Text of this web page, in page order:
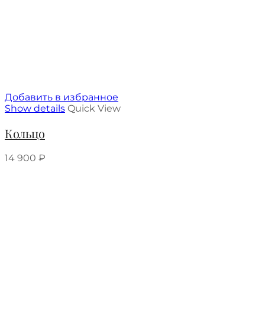
Добавить в избранное
Show details Quick View
Кольцо
14 900 ₽